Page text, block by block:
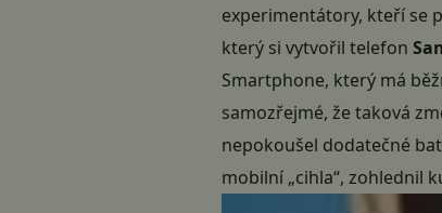
experimentátory, kteří se
který si vytvořil telefon
Smartphone, který má
samozřejmé, že taková
nepokoušel dodatečné
mobilní „cihla“, zohlednil